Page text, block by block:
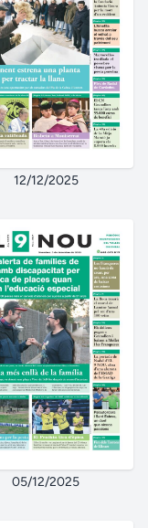
12/12/2025
05/12/2025